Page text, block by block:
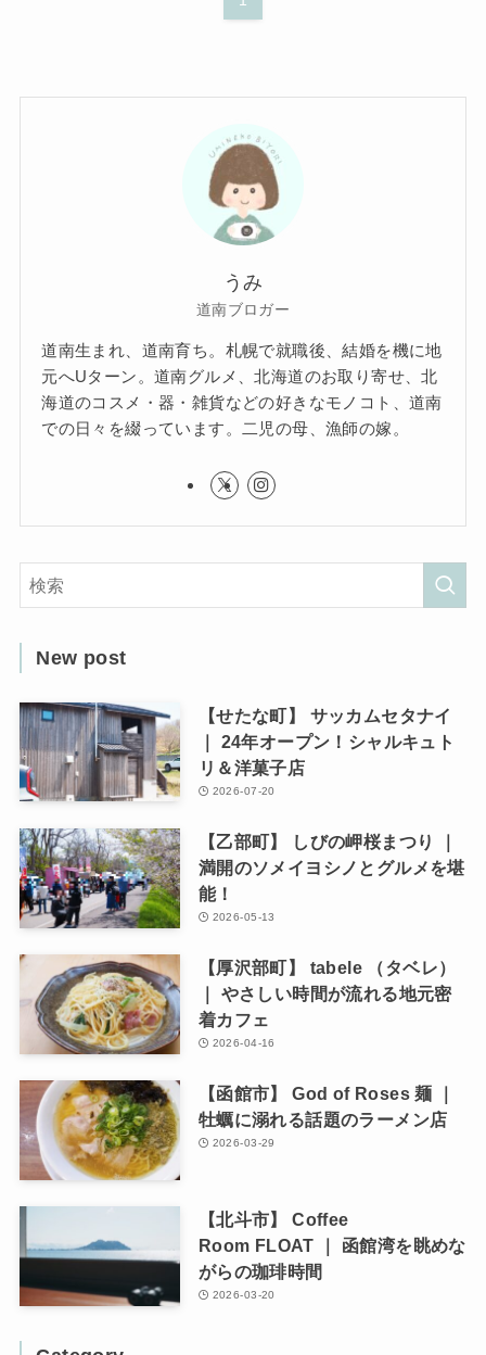
うみ
道南ブロガー
道南生まれ、道南育ち。札幌で就職後、結婚を機に地
元へUターン。道南グルメ、北海道のお取り寄せ、北
海道のコスメ・器・雑貨などの好きなモノコト、道南
での日々を綴っています。二児の母、漁師の嫁。
New post
【せたな町】 サッカムセタナイ
｜ 24年オープン！シャルキュト
リ＆洋菓子店
2026-07-20
【乙部町】 しびの岬桜まつり ｜
満開のソメイヨシノとグルメを堪
能！
2026-05-13
【厚沢部町】 tabele （タベレ）
｜ やさしい時間が流れる地元密
着カフェ
2026-04-16
【函館市】 God of Roses 麺 ｜
牡蠣に溺れる話題のラーメン店
2026-03-29
【北斗市】 Coffee
Room FLOAT ｜ 函館湾を眺めな
がらの珈琲時間
2026-03-20